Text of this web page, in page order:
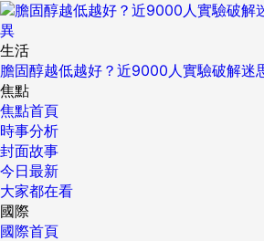
生活
膽固醇越低越好？近9000人實驗破解迷
焦點
焦點首頁
時事分析
封面故事
今日最新
大家都在看
國際
國際首頁